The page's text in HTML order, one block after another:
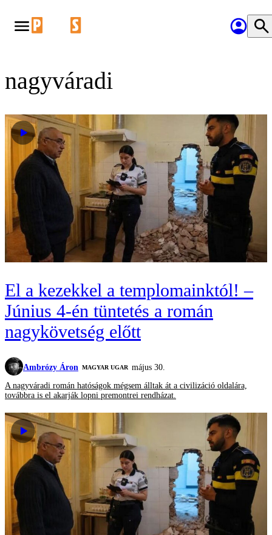
nagyváradi
El a kezekkel a templomainktól! –
Június 4-én tüntetés a román
nagykövetség előtt
Ambrózy Áron MAGYAR UGAR május 30.
A nagyváradi román hatóságok mégsem álltak át a civilizáció oldalára,
továbbra is el akarják lopni premontrei rendházat.